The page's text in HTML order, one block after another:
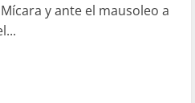
y ante el mausoleo a